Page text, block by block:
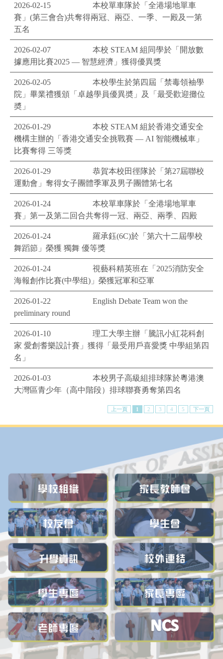
2026-02-15
本校單車隊於「全港場地單車
賽」(第三會合)共奪得兩冠、兩亞、一季、一殿及一第
五名
2026-02-07
本校 STEAM 組同學於「開放數
據應用比賽2025 — 智慧經濟」獲得優異獎
2026-02-05
本校學生於第四屆「禁毒領袖學
院」畢業禮獲頒「卓越學員優異奬」及「最受歡迎攤位
奬」
2026-01-29
本校 STEAM 組於香港交通安全
機構主辦的「香港交通安全挑戰賽 — AI 智能機械車」
比賽奪得 三等獎
2026-01-29
恭賀本校田徑隊於「第27屆聯校
運動會」奪得女子團體季軍及男子團體第七名
2026-01-24
本校單車隊於「全港場地單車
賽」第一及第二回合共奪得一冠、兩亞、兩季、四殿
2026-01-24
羅承鈺(6C)於「第六十二屆學校
舞蹈節」榮獲 獨舞 優等獎
2026-01-24
視藝科精英班在「2025消防安全
海報創作比賽(中學组)」榮獲冠軍和亞軍
2026-01-22
English Debate Team won the
preliminary round
2026-01-10
理工大學主辦「騰訊小紅花科創
家 愛創耆樂設計賽」獲得「最受用戶喜愛獎 中學組第四
名」
2026-01-03
本校男子高級組排球隊於粵港澳
大灣區青少年（高中階段）排球聯賽勇奪第四名
上一頁 1 2 3 4 5 下一頁